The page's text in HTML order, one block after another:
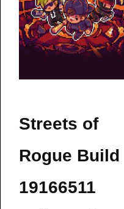
Streets of
Rogue Build
19166511